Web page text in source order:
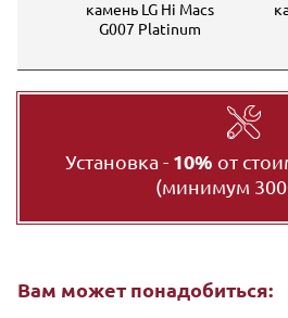
камень LG Hi Macs
G007 Platinum
Установка - 10% от
(минимум
Вам может понадобиться: